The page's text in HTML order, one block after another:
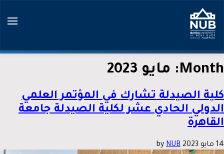
content
Month: مايو 2023
كلية الصيدلة تشارك في المؤتمر العلمي
الدولي الحادي عشر لكلية الصيدلة جامعة
القاهرة
14 مايو 2023 NUB